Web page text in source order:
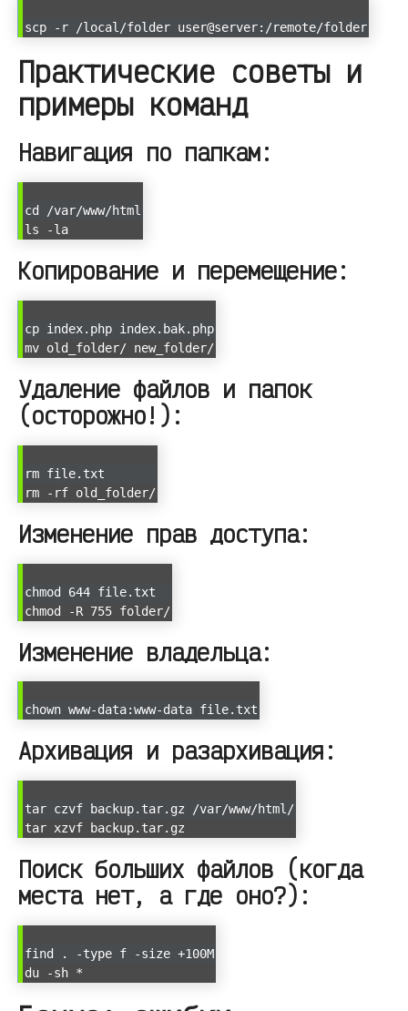
scp -r /local/folder user@server:/remote/folder
Практические советы и
примеры команд
Навигация по папкам:
cd /var/www/html
ls -la
Копирование и перемещение:
cp index.php index.bak.php
mv old_folder/ new_folder/
Удаление файлов и папок
(осторожно!):
rm file.txt
rm -rf old_folder/
Изменение прав доступа:
chmod 644 file.txt
chmod -R 755 folder/
Изменение владельца:
chown www-data:www-data file.txt
Архивация и разархивация:
tar czvf backup.tar.gz /var/www/html/
tar xzvf backup.tar.gz
Поиск больших файлов (когда
места нет, а где оно?):
find . -type f -size +100M
du -sh *